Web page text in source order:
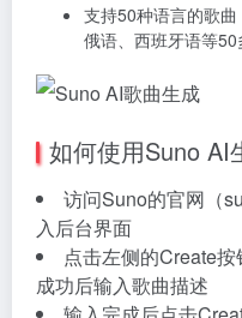
支持50种语言的歌曲
俄语、西班牙语等
如何使用Suno AI
访问Suno的官网（
入后台界面
点击左侧的Create
成功后输入歌曲描述